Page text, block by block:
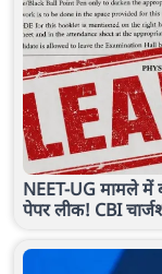
NEET-UG मामले में बड़ा
पेपर लीक! CBI